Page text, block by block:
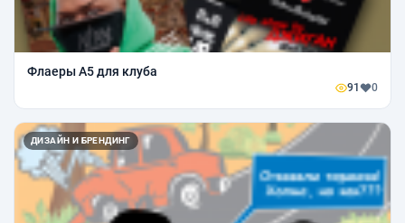
Флаеры А5 для клуба
91 0
ДИЗАЙН И БРЕНДИНГ